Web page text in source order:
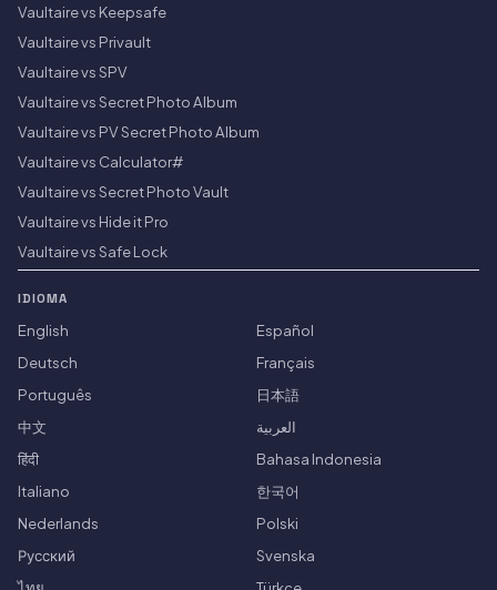
Vaultaire vs Keepsafe
Vaultaire vs Privault
Vaultaire vs SPV
Vaultaire vs Secret Photo Album
Vaultaire vs PV Secret Photo Album
Vaultaire vs Calculator#
Vaultaire vs Secret Photo Vault
Vaultaire vs Hide it Pro
Vaultaire vs Safe Lock
IDIOMA
English
Español
Deutsch
Français
Português
日本語
中文
العربية
हिंदी
Bahasa Indonesia
Italiano
한국어
Nederlands
Polski
Русский
Svenska